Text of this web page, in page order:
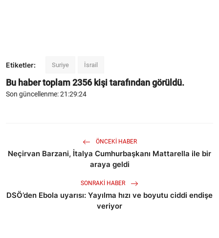
Etiketler: Suriye İsrail
Bu haber toplam2356kişi tarafından görüldü.
Son güncellenme: 21:29:24
ÖNCEKI HABER
Neçirvan Barzani, İtalya Cumhurbaşkanı Mattarella ile bir
araya geldi
SONRAKI HABER
DSÖ’den Ebola uyarısı: Yayılma hızı ve boyutu ciddi endişe
veriyor